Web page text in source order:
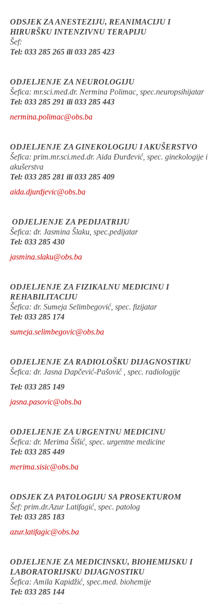
ODSJEK ZA ANESTEZIJU, REANIMACIJU I
HIRURŠKU INTENZIVNU TERAPIJU
Šef:
Tel: 033 285 265 ili 033 285 423
ODJELJENJE ZA NEUROLOGIJU
Šefica: mr.sci.med.dr. Nermina Polimac, spec.neuropsihijatar
Tel: 033 285 291 ili033 285 443
nermina.polimac@obs.ba
ODJELJENJE ZA GINEKOLOGIJU I AKUŠERSTVO
Šefica: prim.mr.sci.med.dr. Aida Đurđević, spec. ginekologije i
akušerstva
Tel: 033 285 281 ili 033 285 409
aida.djurdjevic@obs.ba
ODJELJENJE ZA PEDIJATRIJU
Šefica: dr. Jasmina Šlaku, spec.pedijatar
Tel: 033 285 430
jasmina.slaku@obs.ba
ODJELJENJE ZA FIZIKALNU MEDICINU I
REHABILITACIJU
Šefica: dr. Sumeja Selimbegović, spec. fizijatar
Tel: 033 285 174
sumeja.selimbegovic@obs.ba
ODJELJENJE ZA RADIOLOŠKU DIJAGNOSTIKU
Šefica: dr. Jasna Dapčević-Pašović , spec. radiologije
Tel: 033 285 149
jasna.pasovic@obs.ba
ODJELJENJE ZA URGENTNU MEDICINU
Šefica: dr. Merima Šišić, spec. urgentne medicine
Tel: 033 285 449
merima.sisic@obs.ba
ODSJEK ZA PATOLOGIJU SA PROSEKTUROM
Šef: prim.dr.Azur Latifagić, spec. patolog
Tel: 033 285 183
azur.latifagic@obs.ba
ODJELJENJE ZA MEDICINSKU, BIOHEMIJSKU I
LABORATORIJSKU DIJAGNOSTIKU
Šefica: Amila Kapidžić, spec.med. biohemije
Tel: 033 285 144